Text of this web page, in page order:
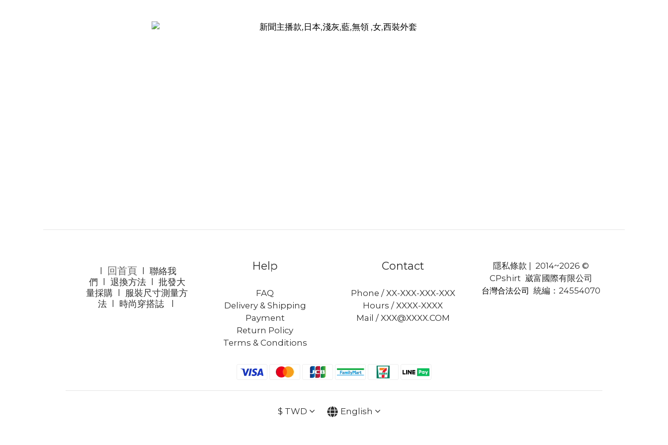
回首頁 l聯絡我
們
退換方法l 批發大
量採購
服裝尺寸測量方
法l 時尚穿搭誌l
Help
FAQ
Delivery & Shipping
Payment
Return Policy
Terms & Conditions
Contact
Phone / XX-XXX-XXX-XXX
Hours / XXXX-XXXX
Mail / XXX@XXXX.COM
隱私條款 | 2014~2026 ©
CPshirt 崴富國際有限公司
台灣合法公司 統編：24554070
$ TWD English